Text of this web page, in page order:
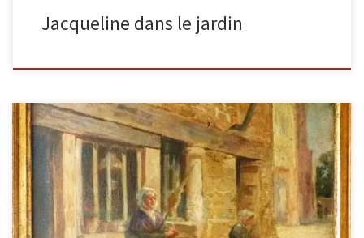
Jacqueline dans le jardin
Les fileuses huile sur toile, 1884 signée en bas à gauche et
mesurant 35x27cm. Il s’agit probablement d’une des œuvres […]